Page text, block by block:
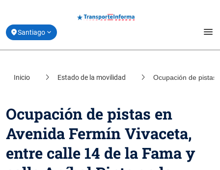
Santiago menu
Derribando Mitos
Centro de ayuda
Acerca de Transporte Informa
location_onCoquimbo
location_on
location_on
location_onLos Lagos
Inicio Estado de la movilidad Ocupación de pistas
Ocupación de pistas en
Avenida Fermín Vivaceta,
entre calle 14 de la Fama y